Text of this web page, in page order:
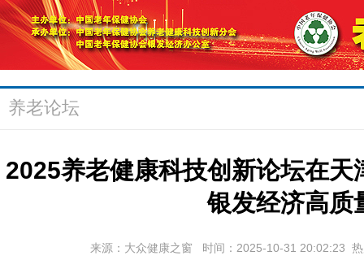
养老论坛
2025养老健康科技创新论坛在
银发经济高质
来源：大众健康之窗 时间：2025-10-31 20:02:23